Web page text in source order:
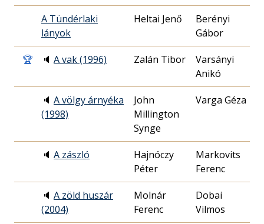
A Tündérlaki
lányok
Heltai Jenő
Berényi
Gábor
🏆 🔈 A vak (1996) Zalán Tibor
Varsányi
Anikó
🔈 A völgy árnyéka
(1998)
John
Millington
Synge
Varga Géza
🔈 A zászló
Hajnóczy
Péter
Markovits
Ferenc
🔈 A zöld huszár
(2004)
Molnár
Ferenc
Dobai
Vilmos